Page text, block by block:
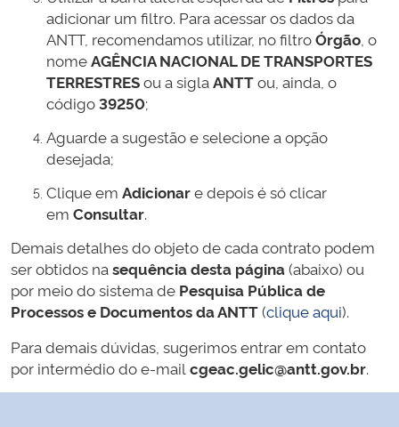
adicionar um filtro. Para acessar os dados da
ANTT, recomendamos utilizar, no filtroÓrgão , o
nomeAGÊNCIA NACIONAL DE TRANSPORTES
TERRESTRESou a siglaANTTou, ainda, o
código39250;
Aguarde a sugestão e selecione a opção
desejada;
Clique em Adicionare depois é só clicar
em Consultar.
Demais detalhes do objeto de cada contrato podem
ser obtidos nasequência desta página(abaixo) ou
por meio do sistema de Pesquisa Pública de
Processos e Documentos da ANTT(clique aqui).
Para demais dúvidas, sugerimos entrar em contato
por intermédio do e-mail cgeac.gelic@antt.gov.br.